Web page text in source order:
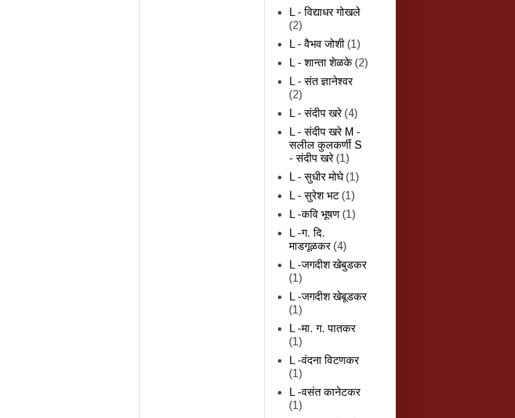
L - विद्याधर गोखले
(2)
L - वैभव जोशी (1)
L - शान्‍ता शेळके (2)
L - संत ज्ञानेश्वर
(2)
L - संदीप खरे (4)
L - संदीप खरे M -
सलील कुलकर्णी S
- संदीप खरे (1)
L - सुधीर मोघे (1)
L - सुरेश भट (1)
L -कवि भूषण (1)
L -ग. दि.
माडगूळकर (4)
L -जगदीश खेबुडकर
(1)
L -जगदीश खेबूडकर
(1)
L -मा. ग. पातकर
(1)
L -वंदना विटणकर
(1)
L -वसंत कानेटकर
(1)